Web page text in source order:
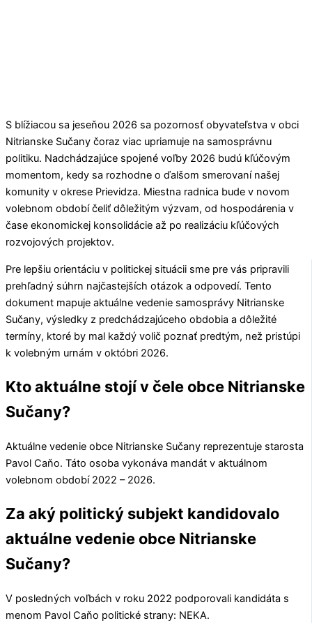
S blížiacou sa jeseňou 2026 sa pozornosť obyvateľstva v obci
Nitrianske Sučany čoraz viac upriamuje na samosprávnu
politiku. Nadchádzajúce spojené voľby 2026 budú kľúčovým
momentom, kedy sa rozhodne o ďalšom smerovaní našej
komunity v okrese Prievidza. Miestna radnica bude v novom
volebnom období čeliť dôležitým výzvam, od hospodárenia v
čase ekonomickej konsolidácie až po realizáciu kľúčových
rozvojových projektov.
Pre lepšiu orientáciu v politickej situácii sme pre vás pripravili
prehľadný súhrn najčastejších otázok a odpovedí. Tento
dokument mapuje aktuálne vedenie samosprávy Nitrianske
Sučany, výsledky z predchádzajúceho obdobia a dôležité
termíny, ktoré by mal každý volič poznať predtým, než pristúpi
k volebným urnám v októbri 2026.
Kto aktuálne stojí v čele obce Nitrianske
Sučany?
Aktuálne vedenie obce Nitrianske Sučany reprezentuje starosta
Pavol Caňo. Táto osoba vykonáva mandát v aktuálnom
volebnom období 2022 – 2026.
Za aký politický subjekt kandidovalo
aktuálne vedenie obce Nitrianske
Sučany?
V posledných voľbách v roku 2022 podporovali kandidáta s
menom Pavol Caňo politické strany: NEKA.